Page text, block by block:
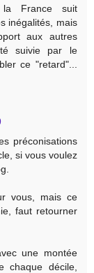
la France suit
inégalités, mais
aux autres
suivie par le
ce "retard"...
préconisations
si vous voulez
vous, mais ce
faut retourner
une montée
chaque décile,